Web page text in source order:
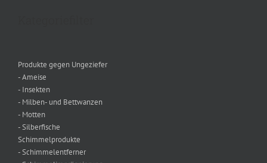
Produkte gegen Ungeziefer
- Ameise
- Insekten
- Milben- und Bettwanzen
- Motten
- Silberfische
Schimmelprodukte
- Schimmelentferner